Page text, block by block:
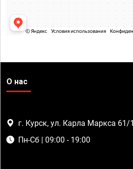
О нас
г. Курск, ул. Карла Маркса 61/1
Пн-Сб | 09:00 - 19:00